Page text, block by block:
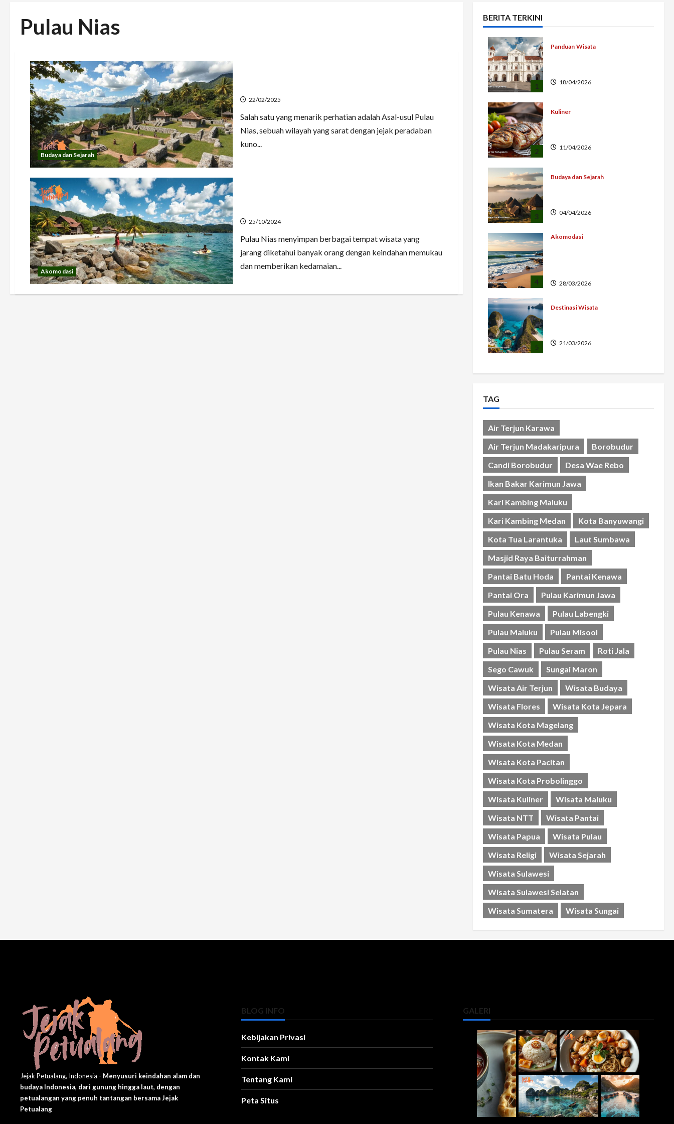
Pulau Nias
Budaya dan Sejarah
22/02/2025
Salah satu yang menarik perhatian adalah Asal-usul Pulau
Nias, sebuah wilayah yang sarat dengan jejak peradaban
kuno...
Akomodasi
25/10/2024
Pulau Nias menyimpan berbagai tempat wisata yang
jarang diketahui banyak orang dengan keindahan memukau
dan memberikan kedamaian...
BERITA TERKINI
1
Panduan Wisata
18/04/2026
2
Kuliner
11/04/2026
3
Budaya dan Sejarah
04/04/2026
4
Akomodasi
28/03/2026
5
Destinasi Wisata
21/03/2026
TAG
Air Terjun Karawa
Air Terjun Madakaripura
Borobudur
Candi Borobudur
Desa Wae Rebo
Ikan Bakar Karimun Jawa
Kari Kambing Maluku
Kari Kambing Medan
Kota Banyuwangi
Kota Tua Larantuka
Laut Sumbawa
Masjid Raya Baiturrahman
Pantai Batu Hoda
Pantai Kenawa
Pantai Ora
Pulau Karimun Jawa
Pulau Kenawa
Pulau Labengki
Pulau Maluku
Pulau Misool
Pulau Nias
Pulau Seram
Roti Jala
Sego Cawuk
Sungai Maron
Wisata Air Terjun
Wisata Budaya
Wisata Flores
Wisata Kota Jepara
Wisata Kota Magelang
Wisata Kota Medan
Wisata Kota Pacitan
Wisata Kota Probolinggo
Wisata Kuliner
Wisata Maluku
Wisata NTT
Wisata Pantai
Wisata Papua
Wisata Pulau
Wisata Religi
Wisata Sejarah
Wisata Sulawesi
Wisata Sulawesi Selatan
Wisata Sumatera
Wisata Sungai
Jejak Petualang, Indonesia - Menyusuri keindahan alam dan
budaya Indonesia, dari gunung hingga laut, dengan
petualangan yang penuh tantangan bersama Jejak
Petualang
BLOG INFO
Kebijakan Privasi
Kontak Kami
Tentang Kami
Peta Situs
GALERI